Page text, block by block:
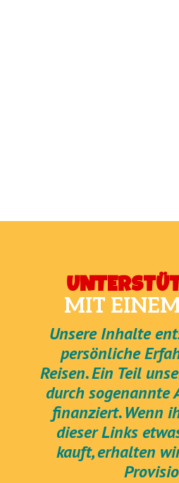
MIT
Unsere Inhalte
persönliche
Reisen. Ein Teil
durch sogenannte
finanziert. Wenn
dieser Links
kauft, erhalten